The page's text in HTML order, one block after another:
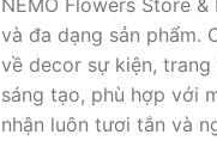
và đa dạng sản phẩm.
về decor sự kiện,
sáng tạo, phù hợp với
nhận luôn tươi tắn và